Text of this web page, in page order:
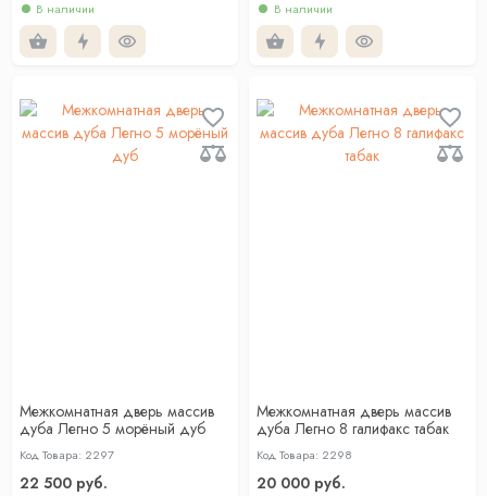
В наличии В наличии
Межкомнатная дверь массив
дуба Легно 5 морёный дуб
Код Товара: 2297
22 500 руб.
Межкомнатная дверь массив
дуба Легно 8 галифакс табак
Код Товара: 2298
20 000 руб.